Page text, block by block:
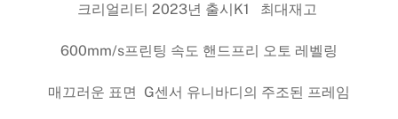
크리얼리티 2023년 출시K1 최대재고
600mm/s프린팅 속도 핸드프리 오토 레벨링
매끄러운 표면 G센서 유니바디의 주조된 프레임